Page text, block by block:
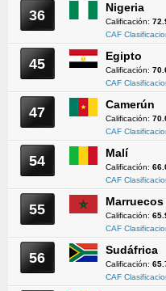
36 Nigeria
Calificación:
CAF
45 Egipto
Calificación:
CAF
47 Camerún
Calificación:
CAF
54 Malí
Calificación:
CAF
55 Marruecos
Calificación:
CAF
56 Sudáfrica
Calificación:
CAF